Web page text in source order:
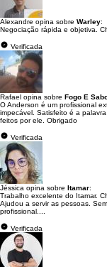
Alexandre opina sobre Warley:
Negociação rápida e objetiva.
Verificada
Rafael opina sobre Fogo E
O Anderson é um profissional
impecável. Satisfeito é a
feitos por ele. Obrigado
Verificada
Jéssica opina sobre Itamar:
Trabalho excelente do Itamar.
Ajudou a servir as pessoas.
profissional....
Verificada